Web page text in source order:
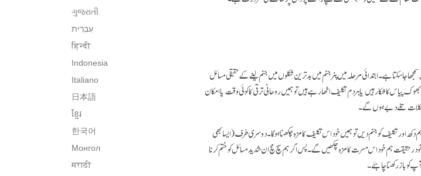
ગુજરાતી
עִבְרִית‎
हिन्दी
Indonesia
Italiano
日本語
ខ្មែរ
한국어
Монгол
मराठी
جا سکتا ہے۔ ابتدائی مرحلہ میں پنر جنم میں بدترین شکلوں میں جنم لینے کے حقیقی مسائل
کا شکار ہیں یا ہر دم تکلیف اٹھا رہے ہیں تو ہمیں روحانی ترقی کا کوئی وقت یا امکان
تلے دبے ہوں گے۔
دکھ اور تکلیف کو جنم دیں تو ہمیں خود اس تکلیف کا مزہ چکھنا ہو گا۔ دوسری طرف ( ایسا بھی
درحقیقت ہم خود اس مسرت کا مزہ چکھیں گے۔ پس اگر ہم سچ مچ ان شدید مسائل کو ختم کرنا
باز رکھنا چاہئے۔